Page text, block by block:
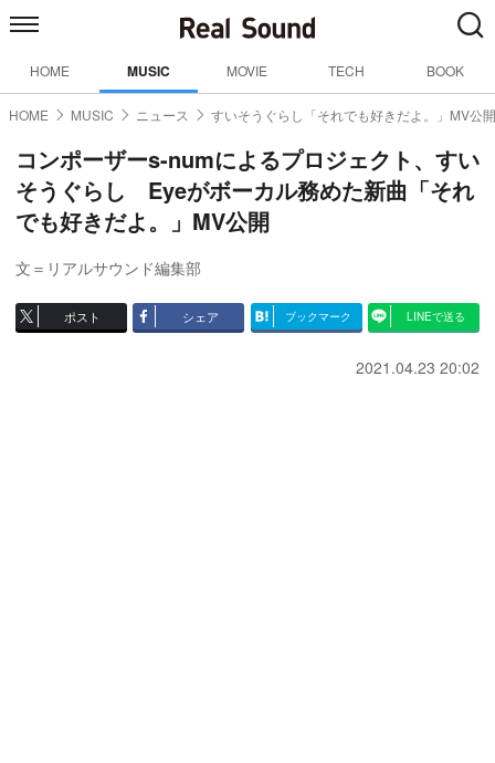
HOME MUSIC MOVIE TECH BOOK
HOME MUSIC ニュース すいそうぐらし「それでも好きだよ。」MV公開
コンポーザーs-numによるプロジェクト、すい
そうぐらし Eyeがボーカル務めた新曲「それ
でも好きだよ。」MV公開
文＝リアルサウンド編集部
ポスト シェア ブックマーク LINEで送る
2021.04.23 20:02